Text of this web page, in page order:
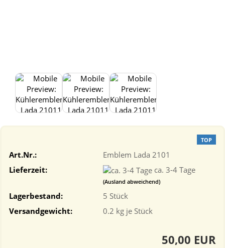
TOP
Art.Nr.:
Emblem Lada 2101
Lieferzeit:
ca. 3-4 Tage
(Ausland abweichend)
Lagerbestand: 5 Stück
Versandgewicht:
0.2 kg je Stück
50,00 EUR